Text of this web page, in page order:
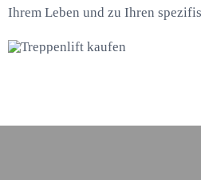
Ihrem Leben und zu Ihren